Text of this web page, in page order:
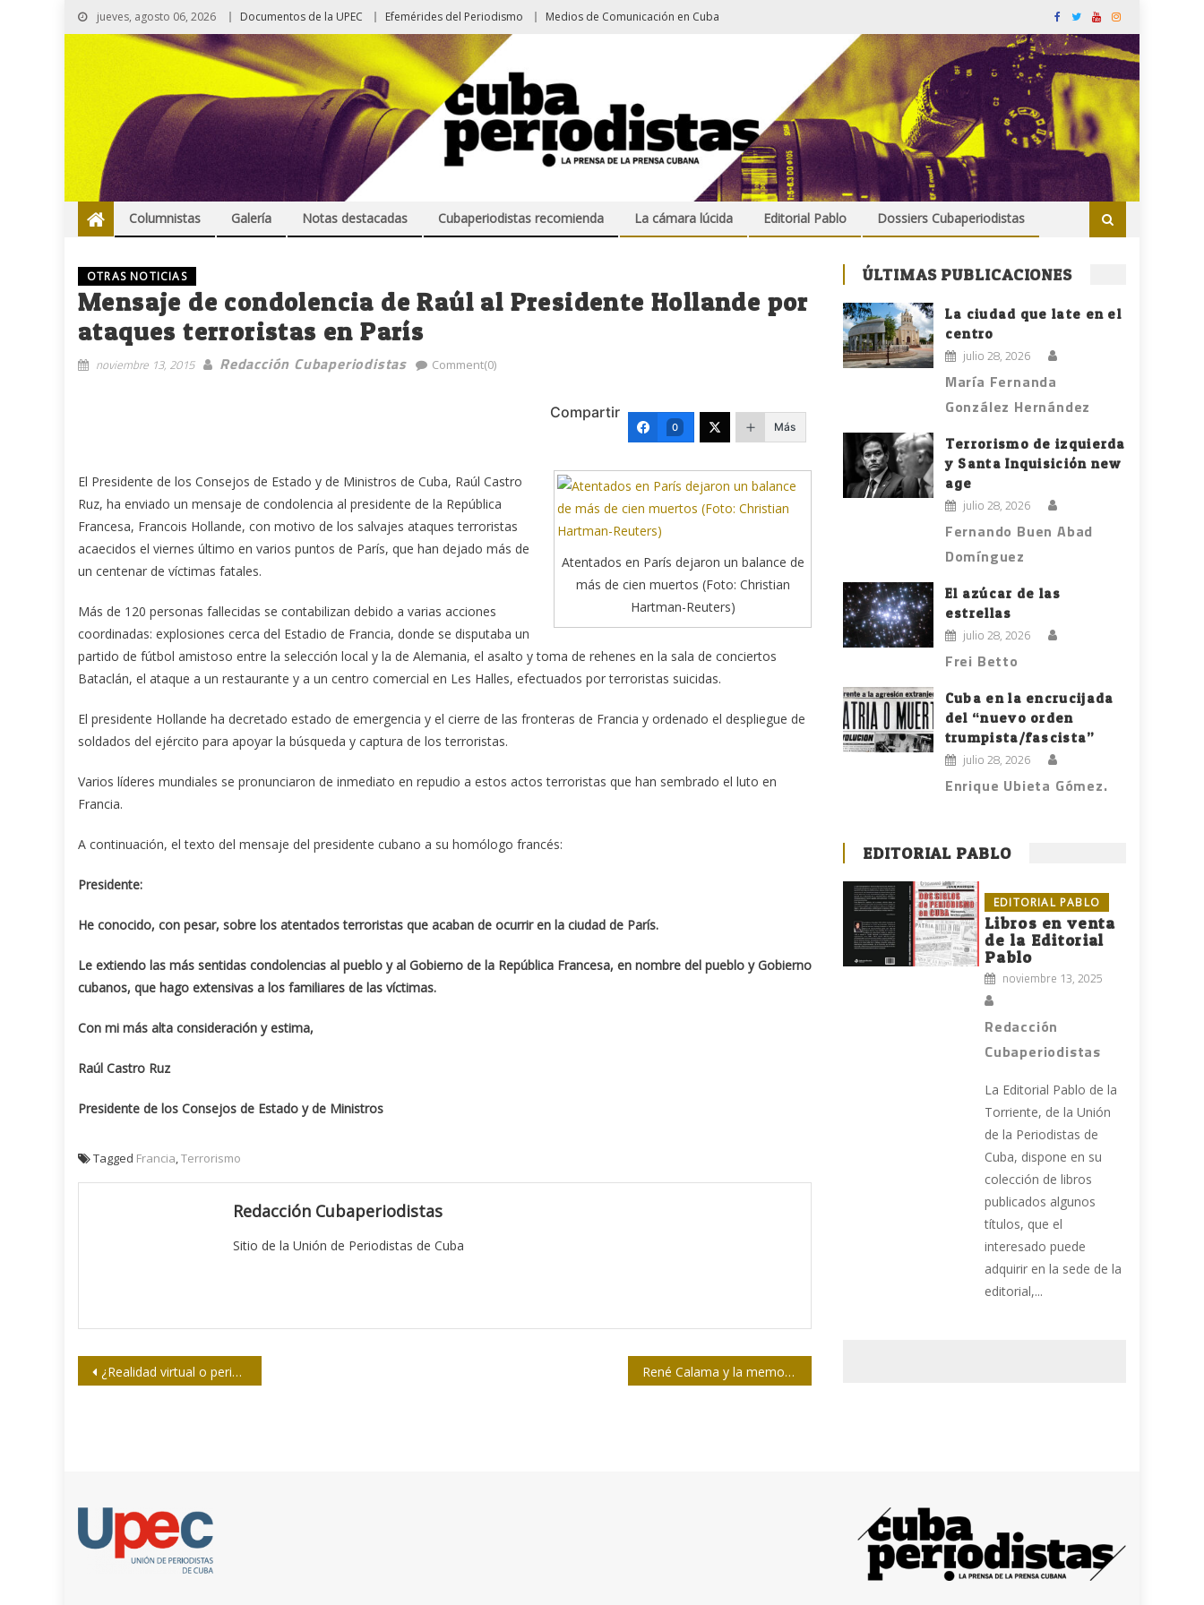
jueves, agosto 06, 2026 Documentos de la UPEC Efemérides del Periodismo Medios de Comunicación en Cuba
Columnistas Galería Notas destacadas Cubaperiodistas recomienda La cámara lúcida Editorial Pablo Dossiers Cubaperiodistas
OTRAS NOTICIAS
Mensaje de condolencia de Raúl al Presidente Hollande por
ataques terroristas en París
noviembre 13, 2015 Redacción Cubaperiodistas Comment(0)
Compartir
0 Más
Atentados en París dejaron un balance de
más de cien muertos (Foto: Christian
Hartman-Reuters)
El Presidente de los Consejos de Estado y de Ministros de Cuba, Raúl Castro
Ruz, ha enviado un mensaje de condolencia al presidente de la República
Francesa, Francois Hollande, con motivo de los salvajes ataques terroristas
acaecidos el viernes último en varios puntos de París, que han dejado más de
un centenar de víctimas fatales.
Más de 120 personas fallecidas se contabilizan debido a varias acciones
coordinadas: explosiones cerca del Estadio de Francia, donde se disputaba un
partido de fútbol amistoso entre la selección local y la de Alemania, el asalto y toma de rehenes en la sala de conciertos
Bataclán, el ataque a un restaurante y a un centro comercial en Les Halles, efectuados por terroristas suicidas.
El presidente Hollande ha decretado estado de emergencia y el cierre de las fronteras de Francia y ordenado el despliegue de
soldados del ejército para apoyar la búsqueda y captura de los terroristas.
Varios líderes mundiales se pronunciaron de inmediato en repudio a estos actos terroristas que han sembrado el luto en
Francia.
A continuación, el texto del mensaje del presidente cubano a su homólogo francés:
Presidente:
He conocido, con pesar, sobre los atentados terroristas que acaban de ocurrir en la ciudad de París.
Le extiendo las más sentidas condolencias al pueblo y al Gobierno de la República Francesa, en nombre del pueblo y Gobierno
cubanos, que hago extensivas a los familiares de las víctimas.
Con mi más alta consideración y estima,
Raúl Castro Ruz
Presidente de los Consejos de Estado y de Ministros
Tagged Francia,Terrorismo
Redacción Cubaperiodistas
Sitio de la Unión de Periodistas de Cuba
Navegación
¿Realidad virtual o periodismo inmersivo? René Calama y la memoria del periodismo deportivo
ÚLTIMAS PUBLICACIONES
La ciudad que late en el
centro
julio 28, 2026
María Fernanda
González Hernández
Terrorismo de izquierda
y Santa Inquisición new
age
julio 28, 2026
Fernando Buen Abad
Domínguez
El azúcar de las
estrellas
julio 28, 2026
Frei Betto
Cuba en la encrucijada
del “nuevo orden
trumpista/fascista”
julio 28, 2026
Enrique Ubieta Gómez.
EDITORIAL PABLO
EDITORIAL PABLO
Libros en venta
de la Editorial
Pablo
noviembre 13, 2025
Redacción
Cubaperiodistas
La Editorial Pablo de la
Torriente, de la Unión
de la Periodistas de
Cuba, dispone en su
colección de libros
publicados algunos
títulos, que el
interesado puede
adquirir en la sede de la
editorial,...